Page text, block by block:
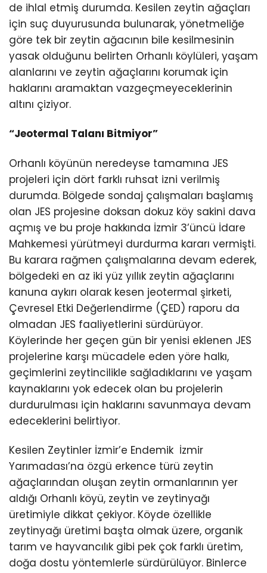
de ihlal etmiş durumda. Kesilen zeytin ağaçları
için suç duyurusunda bulunarak, yönetmeliğe
göre tek bir zeytin ağacının bile kesilmesinin
yasak olduğunu belirten Orhanlı köylüleri, yaşam
alanlarını ve zeytin ağaçlarını korumak için
haklarını aramaktan vazgeçmeyeceklerinin
altını çiziyor.
“Jeotermal Talanı Bitmiyor”
Orhanlı köyünün neredeyse tamamına JES
projeleri için dört farklı ruhsat izni verilmiş
durumda. Bölgede sondaj çalışmaları başlamış
olan JES projesine doksan dokuz köy sakini dava
açmış ve bu proje hakkında İzmir 3’üncü İdare
Mahkemesi yürütmeyi durdurma kararı vermişti.
Bu karara rağmen çalışmalarına devam ederek,
bölgedeki en az iki yüz yıllık zeytin ağaçlarını
kanuna aykırı olarak kesen jeotermal şirketi,
Çevresel Etki Değerlendirme (ÇED) raporu da
olmadan JES faaliyetlerini sürdürüyor.
Köylerinde her geçen gün bir yenisi eklenen JES
projelerine karşı mücadele eden yöre halkı,
geçimlerini zeytincilikle sağladıklarını ve yaşam
kaynaklarını yok edecek olan bu projelerin
durdurulması için haklarını savunmaya devam
edeceklerini belirtiyor.
Kesilen Zeytinler İzmir’e Endemik İzmir
Yarımadası’na özgü erkence türü zeytin
ağaçlarından oluşan zeytin ormanlarının yer
aldığı Orhanlı köyü, zeytin ve zeytinyağı
üretimiyle dikkat çekiyor. Köyde özellikle
zeytinyağı üretimi başta olmak üzere, organik
tarım ve hayvancılık gibi pek çok farklı üretim,
doğa dostu yöntemlerle sürdürülüyor. Binlerce